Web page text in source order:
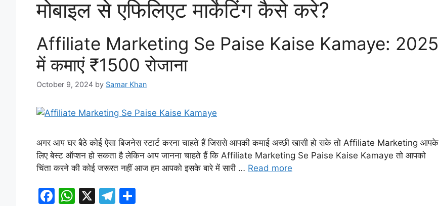
मोबाइल से एफिलिएट मार्केटिंग कैसे करे?
Affiliate Marketing Se Paise Kaise Kamaye: 2025
में कमाएं ₹1500 रोजाना
October 9, 2024 by Samar Khan
अगर आप घर बैठे कोई ऐसा बिजनेस स्टार्ट करना चाहते हैं जिससे आपकी कमाई अच्छी खासी हो सके तो Affiliate Marketing आपके
लिए बेस्ट ऑप्शन हो सकता है लेकिन आप जानना चाहते हैं कि Affiliate Marketing Se Paise Kaise Kamaye तो आपको
चिंता करने की कोई जरूरत नहीं आज हम आपको इसके बारे में सारी … Read more
F
W X
T